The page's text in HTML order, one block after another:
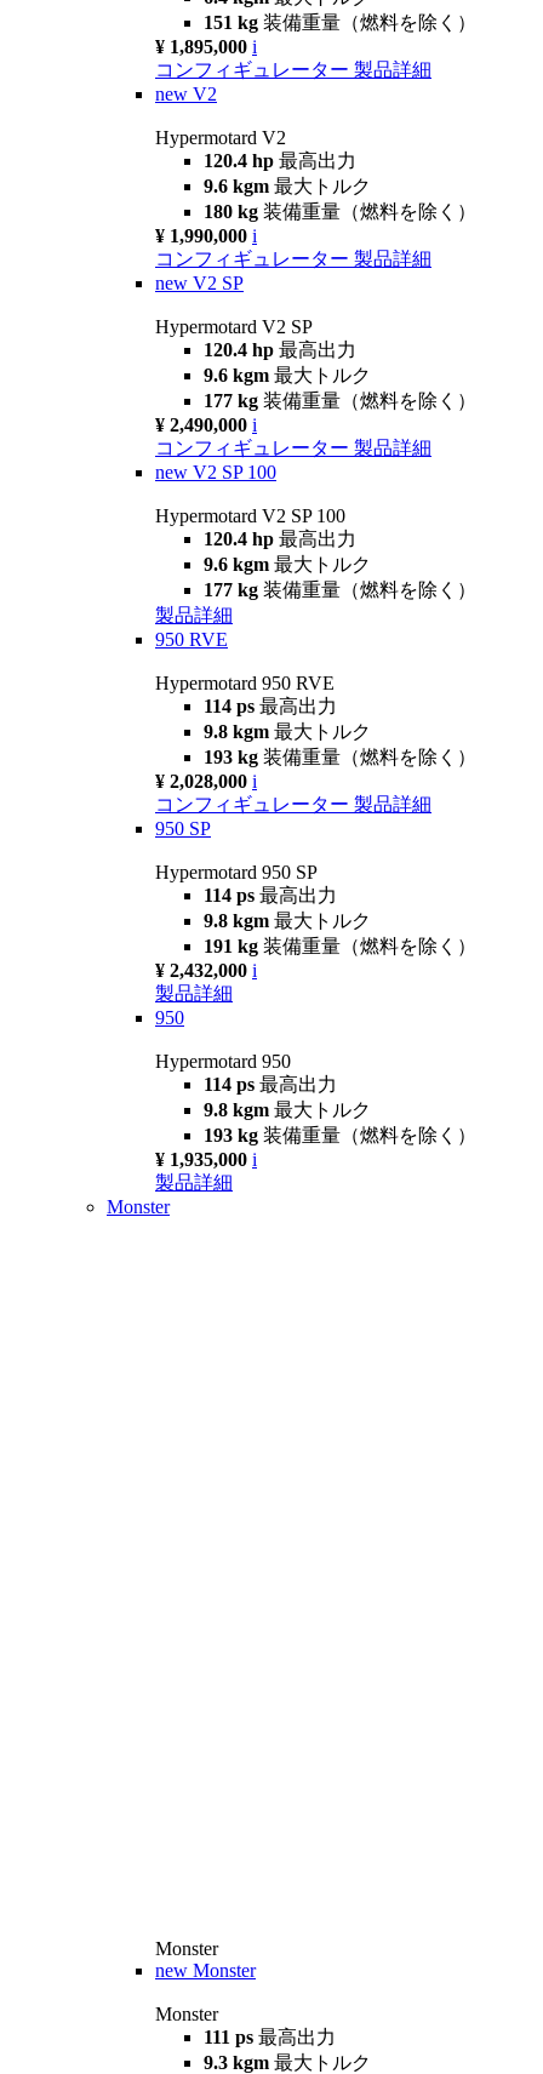
151 kg 装備重量（燃料を除く）
¥ 1,895,000 i
コンフィギュレーター 製品詳細
new V2
Hypermotard V2
120.4 hp 最高出力
9.6 kgm 最大トルク
180 kg 装備重量（燃料を除く）
¥ 1,990,000 i
コンフィギュレーター 製品詳細
new V2 SP
Hypermotard V2 SP
120.4 hp 最高出力
9.6 kgm 最大トルク
177 kg 装備重量（燃料を除く）
¥ 2,490,000 i
コンフィギュレーター 製品詳細
new V2 SP 100
Hypermotard V2 SP 100
120.4 hp 最高出力
9.6 kgm 最大トルク
177 kg 装備重量（燃料を除く）
製品詳細
950 RVE
Hypermotard 950 RVE
114 ps 最高出力
9.8 kgm 最大トルク
193 kg 装備重量（燃料を除く）
¥ 2,028,000 i
コンフィギュレーター 製品詳細
950 SP
Hypermotard 950 SP
114 ps 最高出力
9.8 kgm 最大トルク
191 kg 装備重量（燃料を除く）
¥ 2,432,000 i
製品詳細
950
Hypermotard 950
114 ps 最高出力
9.8 kgm 最大トルク
193 kg 装備重量（燃料を除く）
¥ 1,935,000 i
製品詳細
Monster
Monster
new Monster
Monster
111 ps 最高出力
9.3 kgm 最大トルク